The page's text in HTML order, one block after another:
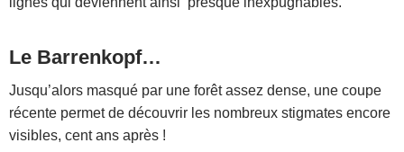
Le Barrenkopf…
Jusqu’alors masqué par une forêt assez dense, une coupe
récente permet de découvrir les nombreux stigmates encore
visibles, cent ans après !